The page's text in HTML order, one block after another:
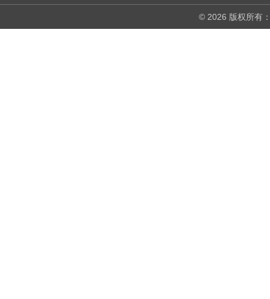
© 2026 版权所有